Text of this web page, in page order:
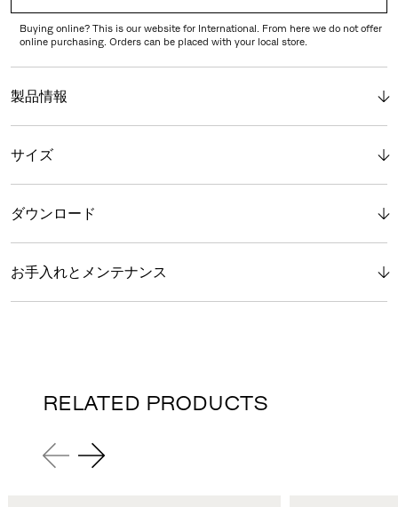
Buying online? This is our website for International. From here we do not offer
online purchasing. Orders can be placed with your local store.
製品情報
サイズ
ダウンロード
お手入れとメンテナンス
RELATED PRODUCTS